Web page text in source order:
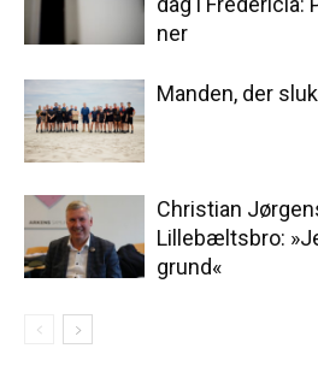
ner
Manden, der
Christian
Lillebæltsbro:
grund«